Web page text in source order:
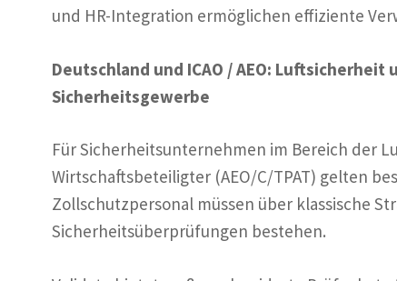
und HR-Integration ermöglichen effiziente
Deutschland und ICAO / AEO:
Sicherheitsgewerbe
Für Sicherheitsunternehmen im Bereich der
Wirtschaftsbeteiligter (AEO/C/TPAT) gelten
Zollschutzpersonal müssen über klassische
Sicherheitsüberprüfungen bestehen.